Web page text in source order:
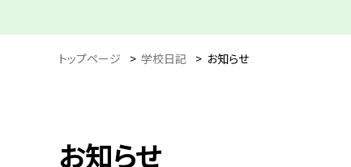
トップページ > 学校日記 > お知らせ
お知らせ